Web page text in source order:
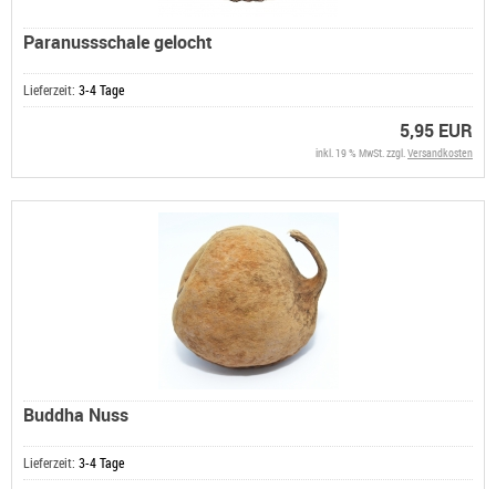
Paranussschale gelocht
Lieferzeit: 3-4 Tage
5,95 EUR
inkl. 19 % MwSt. zzgl.Versandkosten
Buddha Nuss
Lieferzeit: 3-4 Tage